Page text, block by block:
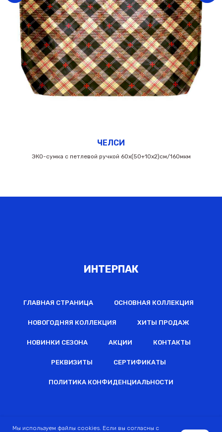
ЧЕЛСИ
ЭКО-сумка с петлевой ручкой 60х(50+10х2)см/160мкм
ИНТЕРПАК
ГЛАВНАЯ СТРАНИЦА ОСНОВНАЯ КОЛЛЕКЦИЯ
НОВОГОДНЯЯ КОЛЛЕКЦИЯ ХИТЫ ПРОДАЖ
НОВИНКИ СЕЗОНА АКЦИИ КОНТАКТЫ
РЕКВИЗИТЫ СЕРТИФИКАТЫ
ПОЛИТИКА КОНФИДЕНЦИАЛЬНОСТИ
Мы используем файлы cookies. Если вы согласны с